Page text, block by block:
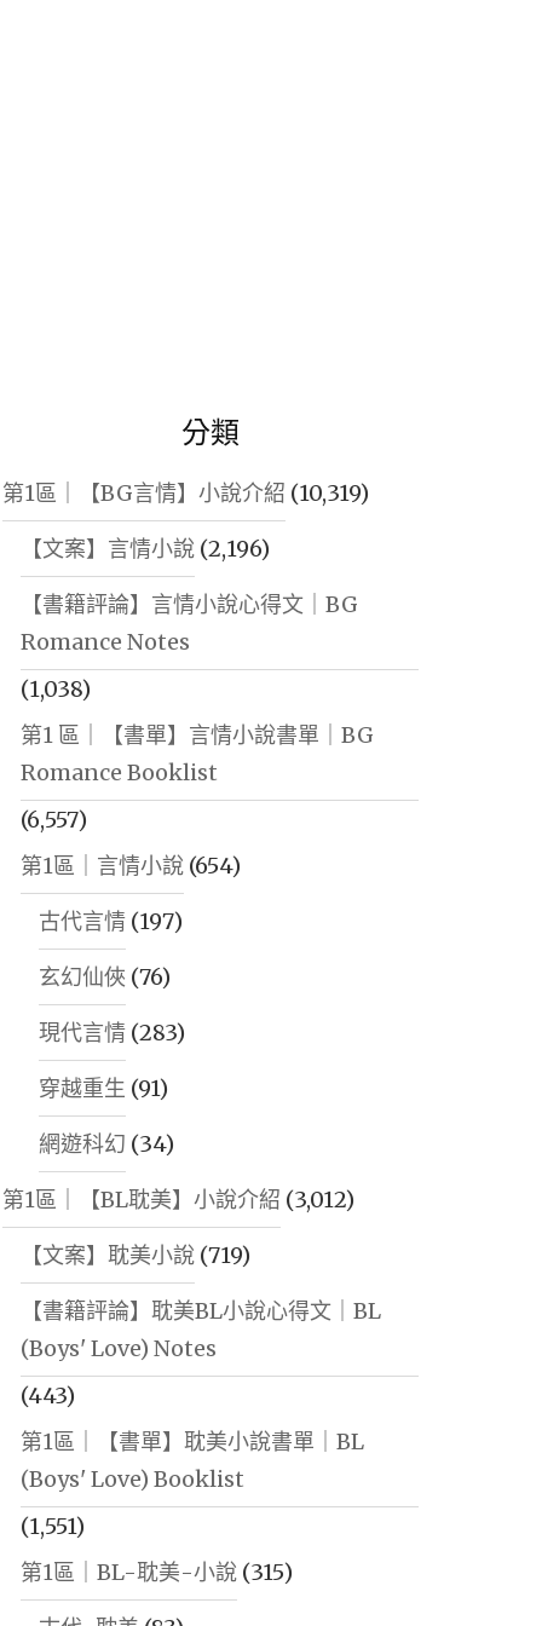
分類
第1區｜【BG言情】小說介紹 (10,319)
【文案】言情小說(2,196)
【書籍評論】言情小說心得文｜BG
Romance Notes
(1,038)
第1 區｜【書單】言情小說書單｜BG
Romance Booklist
(6,557)
第1區｜言情小說(654)
古代言情(197)
玄幻仙俠 (76)
現代言情(283)
穿越重生 (91)
網遊科幻 (34)
第1區｜【BL耽美】小說介紹 (3,012)
【文案】耽美小說(719)
【書籍評論】耽美BL小說心得文｜BL
(Boys' Love) Notes
(443)
第1區｜【書單】耽美小說書單｜BL
(Boys' Love) Booklist
(1,551)
第1區｜BL-耽美-小說(315)